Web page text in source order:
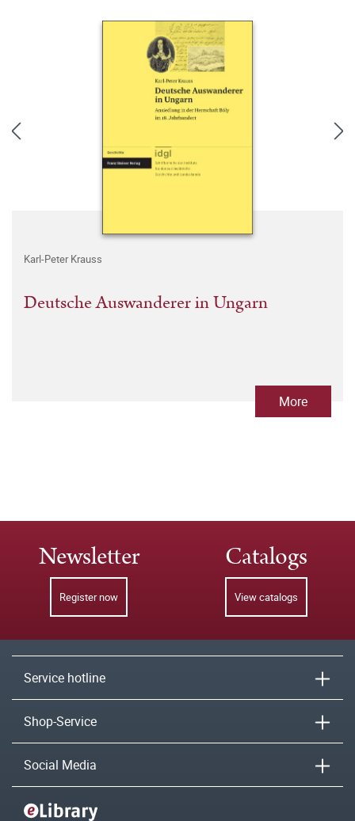
Karl-Peter Krauss
Deutsche Auswanderer in Ungarn
More
Newsletter
Register now
Catalogs
View catalogs
Service hotline
Shop-Service
Social Media